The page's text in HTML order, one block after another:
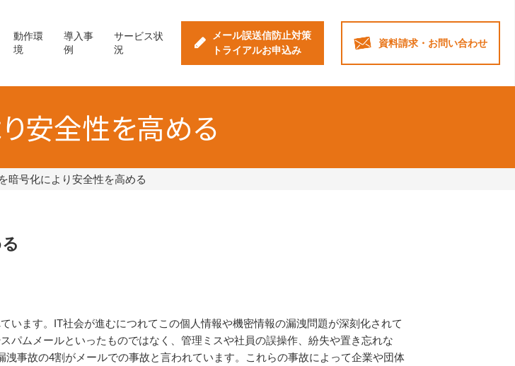
動作環
境
導入事
例
サービス状
況
メール誤送信防止対策
トライアルお申込み
資料請求・ お問い合わせ
暗号化により安全性を高める
安全性を高める
います。IT社会が進むにつれてこの個人情報や機密情報の漏洩問題が深刻化されて
パムメールといったものではなく、管理ミスや社員の誤操作、紛失や置き忘れな
事故の4割がメールでの事故と言われています。これらの事故によって企業や団体